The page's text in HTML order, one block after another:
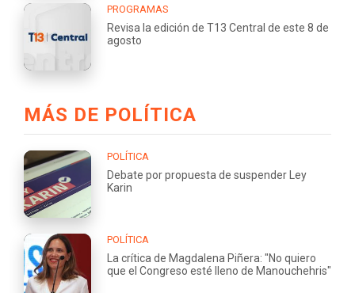
PROGRAMAS
Revisa la edición de T13 Central de este 8 de
agosto
MÁS DE POLÍTICA
POLÍTICA
Debate por propuesta de suspender Ley
Karin
POLÍTICA
La crítica de Magdalena Piñera: "No quiero
que el Congreso esté lleno de Manouchehris"